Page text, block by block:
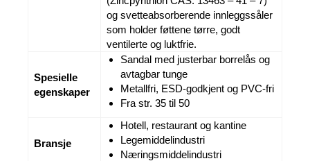
og svetteabsorberende innleggssåler
som holder føttene tørre, godt
ventilerte og luktfrie.
Spesielle
egenskaper
Sandal med justerbar borrelås og
avtagbar tunge
Metallfri, ESD-godkjent og PVC-fri
Fra str. 35 til 50
Bransje
Hotell, restaurant og kantine
Legemiddelindustri
Næringsmiddelindustri